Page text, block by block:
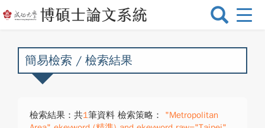
選
換
簡易檢索 / 檢索結果
檢索結果：共1筆資料 檢索策略：
"Metropolitan